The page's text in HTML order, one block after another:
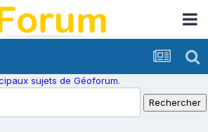
sujets de Géoforum.